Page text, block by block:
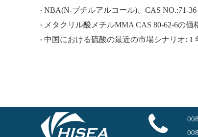
NBA(N-ブチルアルコール)、CAS NO.:71-
メタクリル酸メチルMMA CAS 80-62-6の価
中国における硫酸の最近の市場シナリオ: 1